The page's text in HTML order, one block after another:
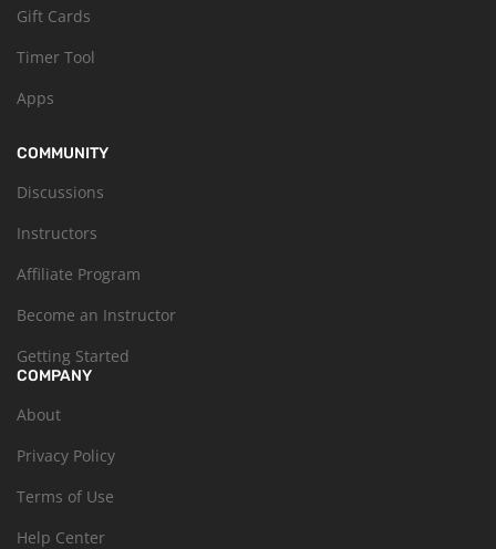
Gift Cards
Timer Tool
Apps
COMMUNITY
Discussions
Instructors
Affiliate Program
Become an Instructor
Getting Started
COMPANY
About
Privacy Policy
Terms of Use
Help Center